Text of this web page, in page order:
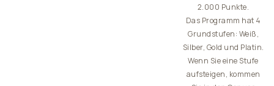
2.000 Punkte.
Das Programm hat 4
Grundstufen: Weiß,
Silber, Gold und Platin.
Wenn Sie eine Stufe
aufsteigen, kommen